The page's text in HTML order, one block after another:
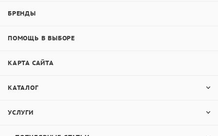
Организации, эксплуатирующие данное изделие:
АО «Научно-исследовательский центр
БРЕНДЫ
ПОМОЩЬ В ВЫБОРЕ
КАРТА САЙТА
КАТАЛОГ
УСЛУГИ